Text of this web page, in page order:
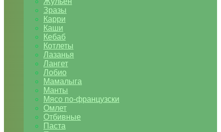
Зразы
Карри
Каши
Кебаб
Котлеты
Лазанья
Лангет
Лобио
Мамалыга
Манты
Мясо по-французски
Омлет
Отбивные
Паста